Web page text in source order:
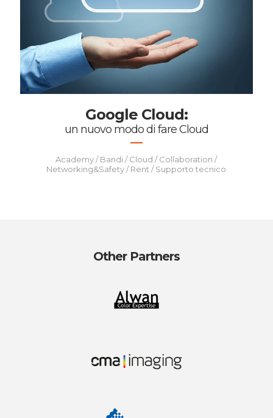
Google Cloud:
un nuovo modo di fare Cloud
Academy / Bandi / Cloud / Collaboration /
Networking&Safety / Rent / Supporto tecnico
Other Partners